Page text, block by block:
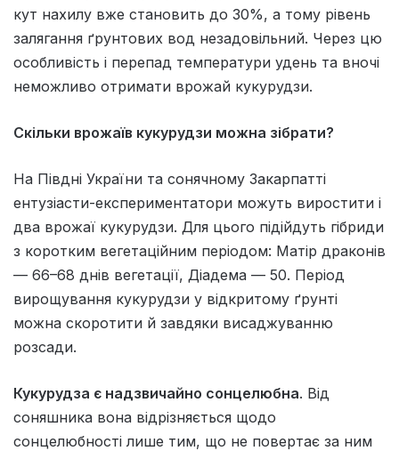
кут нахилу вже становить до 30%, а тому рівень
залягання ґрунтових вод незадовільний. Через цю
особливість і перепад температури удень та вночі
неможливо отримати врожай кукурудзи.
Скільки врожаїв кукурудзи можна зібрати?
На Півдні України та сонячному Закарпатті
ентузіасти-експериментатори можуть виростити і
два врожаї кукурудзи. Для цього підійдуть гібриди
з коротким вегетаційним періодом: Матір драконів
— 66–68 днів вегетації, Діадема — 50. Період
вирощування кукурудзи у відкритому ґрунті
можна скоротити й завдяки висаджуванню
розсади.
Кукурудза є надзвичайно сонцелюбна. Від
соняшника вона відрізняється щодо
сонцелюбності лише тим, що не повертає за ним